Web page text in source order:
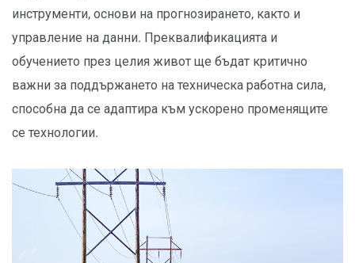
инструменти, основи на прогнозирането, както и
управление на данни. Преквалификацията и
обучението през целия живот ще бъдат критично
важни за поддържането на техническа работна сила,
способна да се адаптира към ускорено променящите
се технологии.